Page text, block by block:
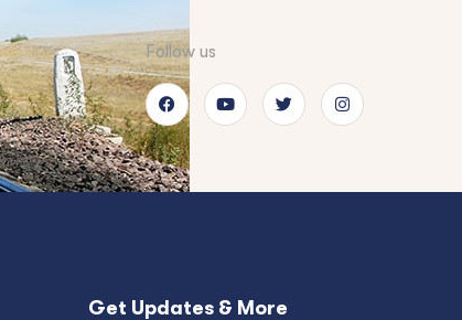
Follow us
Get Updates & More